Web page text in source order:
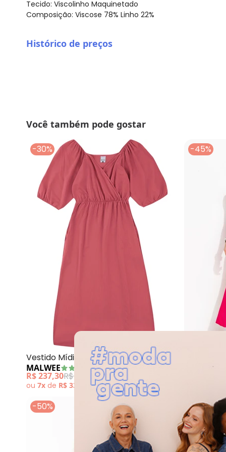
Tecido: Viscolinho Maquinetado
Composição: Viscose 78% Linho 22%
Histórico de preços
abril/2026
fevereiro/2026
Você também pode gostar
-30%
Vestido Mídi Evasê (Rosê)
MALWEE
R$ 237,30R$ 339,00
ou 7x de R$ 33,90 semjuros
-45%
COLCCI
-50% -30%